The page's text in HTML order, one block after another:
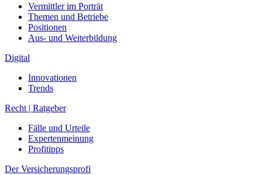
Vermittler im Porträt
Themen und Betriebe
Positionen
Aus- und Weiterbildung
Digital
Innovationen
Trends
Recht | Ratgeber
Fälle und Urteile
Expertenmeinung
Profitipps
Der Versicherungsprofi